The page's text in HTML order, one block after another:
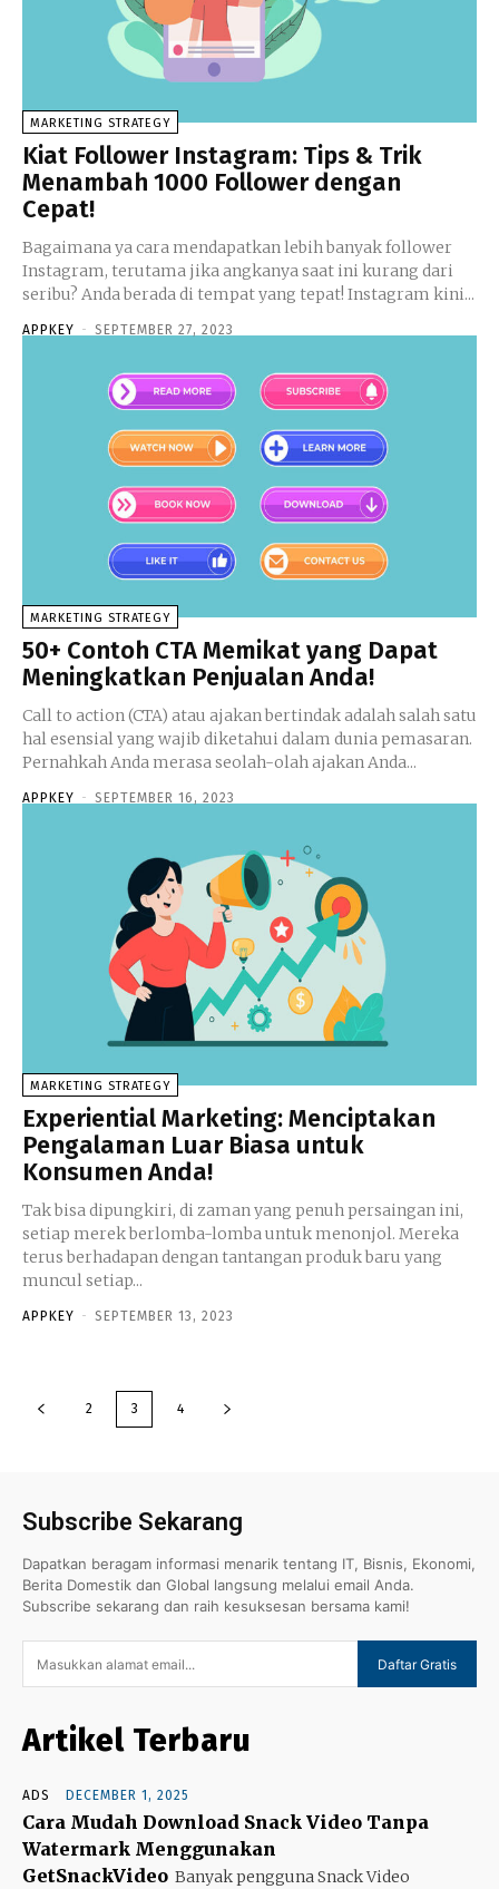
MARKETING STRATEGY
Kiat Follower Instagram: Tips & Trik
Menambah 1000 Follower dengan
Cepat!
Bagaimana ya cara mendapatkan lebih banyak follower
Instagram, terutama jika angkanya saat ini kurang dari
seribu? Anda berada di tempat yang tepat! Instagram kini...
APPKEY - SEPTEMBER 27, 2023
MARKETING STRATEGY
50+ Contoh CTA Memikat yang Dapat
Meningkatkan Penjualan Anda!
Call to action (CTA) atau ajakan bertindak adalah salah satu
hal esensial yang wajib diketahui dalam dunia pemasaran.
Pernahkah Anda merasa seolah-olah ajakan Anda...
APPKEY - SEPTEMBER 16, 2023
MARKETING STRATEGY
Experiential Marketing: Menciptakan
Pengalaman Luar Biasa untuk
Konsumen Anda!
Tak bisa dipungkiri, di zaman yang penuh persaingan ini,
setiap merek berlomba-lomba untuk menonjol. Mereka
terus berhadapan dengan tantangan produk baru yang
muncul setiap...
APPKEY - SEPTEMBER 13, 2023
2 3 4
Subscribe Sekarang
Dapatkan beragam informasi menarik tentang IT, Bisnis, Ekonomi,
Berita Domestik dan Global langsung melalui email Anda.
Subscribe sekarang dan raih kesuksesan bersama kami!
Daftar Gratis
Artikel Terbaru
ADS DECEMBER 1, 2025
Cara Mudah Download Snack Video Tanpa
Watermark Menggunakan
GetSnackVideo Banyak pengguna Snack Video